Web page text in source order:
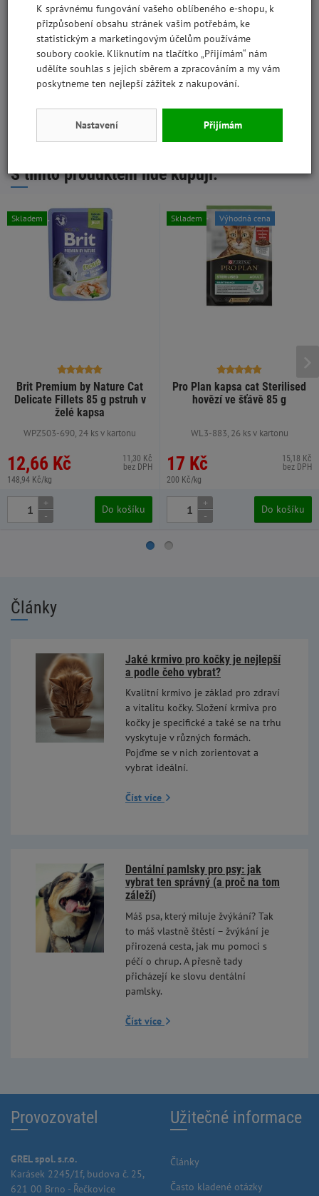
sodík 0,05%
Metabolizovatelná energie:225 kcal/kg
Doporučené dávkování:
dospělá kočka - 2 ks/den.
S tímto produktem lidé kupují:
Brit Premium by Nature Cat
Delicate Fillets 85 g pstruh v
želé kapsa
WPZ503-690, 24 ks v kartonu
12,66 Kč
148,94 Kč/kg
11,30 Kč
bez DPH
Skladem
+
-
Do košíku
Pro Plan kapsa cat Sterilised
hovězí ve šťávě 85 g
WL3-883, 26 ks v kartonu
17 Kč
200 Kč/kg
15,18 Kč
bez DPH
Skladem Výhodná cena
+
-
Do košíku
Články
Jaké krmivo pro kočky je nejlepší
a podle čeho vybrat?
Kvalitní krmivo je základ pro zdraví
a vitalitu kočky. Složení krmiva pro
kočky je specifické a také se na trhu
vyskytuje v různých formách.
Pojďme se v nich zorientovat a
vybrat ideální.
Číst více
Dentální pamlsky pro psy: jak
vybrat ten správný (a proč na tom
záleží)
Máš psa, který miluje žvýkání? Tak
to máš vlastně štěstí – žvýkání je
přirozená cesta, jak mu pomoci s
péčí o chrup. A přesně tady
přicházejí ke slovu dentální
pamlsky.
Číst více
Provozovatel
GREL spol. s.r.o.
Karásek 2245/1f, budova č. 25,
621 00 Brno - Řečkovice
Užitečné informace
Články
Často kladené otázky
K správnému fungování vašeho oblíbeného e-shopu, k
přizpůsobení obsahu stránek vašim potřebám, ke
statistickým a marketingovým účelům používáme
soubory cookie. Kliknutím na tlačítko „Přijímám“ nám
udělíte souhlas s jejich sběrem a zpracováním a my vám
poskytneme ten nejlepší zážitek z nakupování.
Nastavení Přijímám